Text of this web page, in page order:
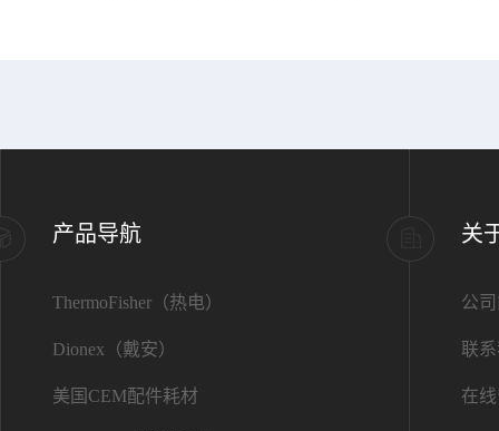
产品导航
ThermoFisher（热电）
Dionex（戴安）
美国CEM配件耗材
关
公
联
在